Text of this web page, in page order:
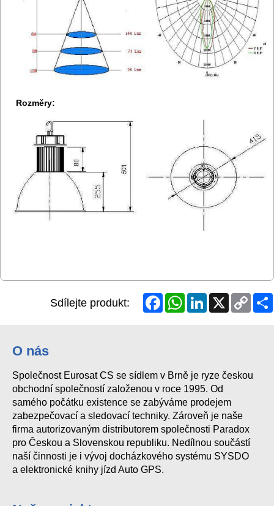
Rozměry:
Sdílejte produkt: FacebookWhatsAppLinkedIn
Copy
Link
O nás
Společnost Eurosat CS se sídlem v Brně je ryze českou
obchodní společností založenou v roce 1995. Od
samého počátku existence se zabýváme prodejem
zabezpečovací a sledovací techniky. Zároveň je naše
firma autorizovaným distributorem společnosti Paradox
pro Českou a Slovenskou republiku. Nedílnou součástí
naší činnosti je i vývoj docházkového systému SYSDO
a elektronické knihy jízd Auto GPS.